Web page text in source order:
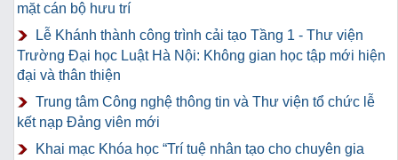
mặt cán bộ hưu trí
Lễ Khánh thành công trình cải tạo Tầng 1 - Thư viện
Trường Đại học Luật Hà Nội: Không gian học tập mới hiện
đại và thân thiện
Trung tâm Công nghệ thông tin và Thư viện tổ chức lễ
kết nạp Đảng viên mới
Khai mạc Khóa học “Trí tuệ nhân tạo cho chuyên gia